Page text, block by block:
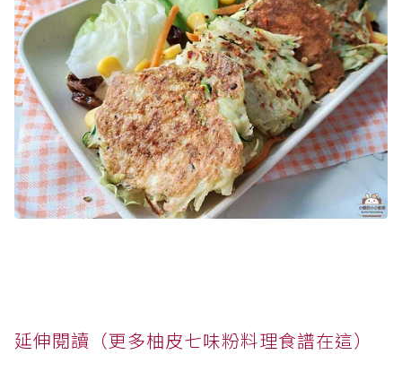
延伸閱讀（更多柚皮七味粉料理食譜在這）